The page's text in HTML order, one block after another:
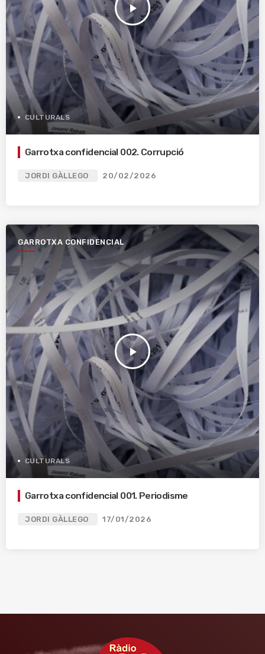
play_arrow
CULTURALS
Garrotxa confidencial 002. Corrupció
JORDI GÀLLEGO 20/02/2026
GARROTXA CONFIDENCIAL
play_arrow
CULTURALS
Garrotxa confidencial 001. Periodisme
JORDI GÀLLEGO 17/01/2026